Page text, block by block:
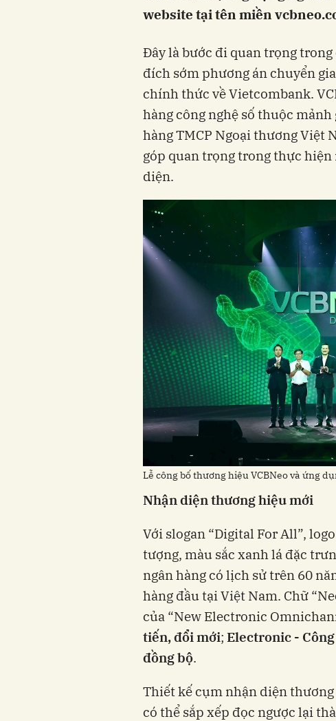
website tại tên miền
Đây là bước đi quan trọng
đích sớm phương án chuyển
chính thức về Vietcombank.
hàng công nghệ số thuộc
hàng TMCP Ngoại thương Việt
góp quan trọng trong thực
diện.
Lễ công bố thương hiệu VCBNeo và ứng
Nhận diện thương hiệu mới
Với slogan “Digital For All”,
tượng, màu sắc xanh lá đặc
ngân hàng có lịch sử trên 60
hàng đầu tại Việt Nam. Chữ
của “New Electronic
tiến, đổi mới; Electronic - Công
đồng bộ.
Thiết kế cụm nhận diện
có thể sắp xếp đọc ngược lại